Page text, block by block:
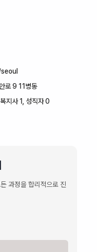
로 9 11병동
지사 1, 성직자 0
과정을 합리적으로 진